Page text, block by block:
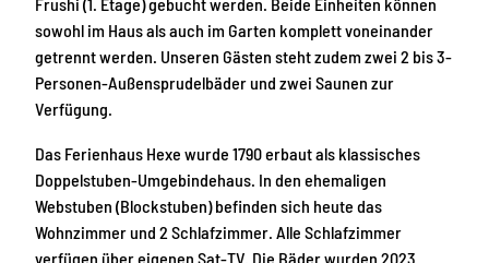
Frushi (1. Etage) gebucht werden. Beide Einheiten können
sowohl im Haus als auch im Garten komplett voneinander
getrennt werden. Unseren Gästen steht zudem zwei 2 bis 3-
Personen-Außensprudelbäder und zwei Saunen zur
Verfügung.
Das Ferienhaus Hexe wurde 1790 erbaut als klassisches
Doppelstuben-Umgebindehaus. In den ehemaligen
Webstuben (Blockstuben) befinden sich heute das
Wohnzimmer und 2 Schlafzimmer. Alle Schlafzimmer
verfügen über eigenen Sat-TV. Die Bäder wurden 2023